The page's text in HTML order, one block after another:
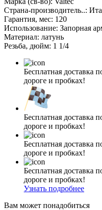
Страна-производитель..:
Гарантия, мес: 120
Использование: Запорная
Материал: латунь
Резьба, дюйм: 1 1/4
Бесплатная доставка
дороге и пробках!
Бесплатная доставка
дороге и пробках!
Бесплатная доставка
дороге и пробках!
Бесплатная доставка
дороге и пробках!
Узнать подробнее
Вам может понадобиться